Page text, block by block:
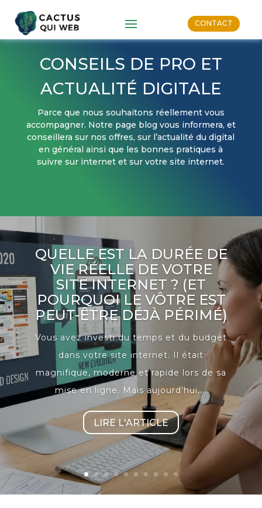
CONTACT
CONSEILS DE PRO ET
ACTUALITÉ DIGITALE
Parce que nous souhaitons réellement vous
accompagner. Notre page blog vous informera, et
conseillera sur nos offres, sur l’actualité du digital
en général ainsi que les bonnes pratiques à
suivre sur internet et sur votre site internet.
QUELLE EST LA DURÉE DE
VIE RÉELLE DE VOTRE
SITE INTERNET ? (ET
POURQUOI LE VÔTRE EST
PEUT-ÊTRE DÉJÀ PÉRIMÉ)
Vous avez investi du temps et du budget
dans votre site internet. Il était
magnifique, moderne et rapide lors de sa
mise en ligne. Mais aujourd'hui,...
LIRE L'ARTICLE